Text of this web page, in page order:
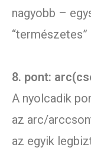
nagyobb –
“természetes”
8. pont:
A nyolcadik
az arc/
az egyik